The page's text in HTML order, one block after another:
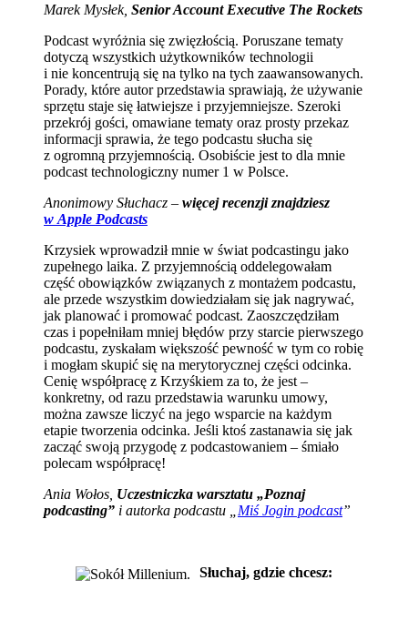
Marek Mysłek, Senior Account Executive The Rockets
Podcast wyróżnia się zwięzłością. Poruszane tematy
dotyczą wszystkich użytkowników technologii
i nie koncentrują się na tylko na tych zaawansowanych.
Porady, które autor przedstawia sprawiają, że używanie
sprzętu staje się łatwiejsze i przyjemniejsze. Szeroki
przekrój gości, omawiane tematy oraz prosty przekaz
informacji sprawia, że tego podcastu słucha się
z ogromną przyjemnością. Osobiście jest to dla mnie
podcast technologiczny numer 1 w Polsce.
Anonimowy Słuchacz – więcej recenzji znajdziesz
w Apple Podcasts
Krzysiek wprowadził mnie w świat podcastingu jako
zupełnego laika. Z przyjemnością oddelegowałam
część obowiązków związanych z montażem podcastu,
ale przede wszystkim dowiedziałam się jak nagrywać,
jak planować i promować podcast. Zaoszczędziłam
czas i popełniłam mniej błędów przy starcie pierwszego
podcastu, zyskałam większość pewność w tym co robię
i mogłam skupić się na merytorycznej części odcinka.
Cenię współpracę z Krzyśkiem za to, że jest –
konkretny, od razu przedstawia warunku umowy,
można zawsze liczyć na jego wsparcie na każdym
etapie tworzenia odcinka. Jeśli ktoś zastanawia się jak
zacząć swoją przygodę z podcastowaniem – śmiało
polecam współpracę!
Ania Wołos, Uczestniczka warsztatu „Poznaj
podcasting” i autorka podcastu „ Miś Jogin podcast”
Słuchaj, gdzie chcesz: